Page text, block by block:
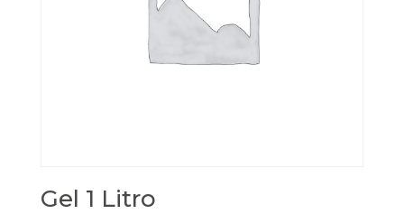
Gel 1 Litro